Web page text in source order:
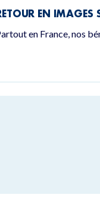
EN IMAGES
en France, nos